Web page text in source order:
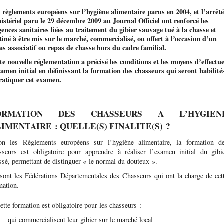
Le bocage
Le littoral
Les landes
Les marais
Les forêts
Réserves naturelles
Réserves de chasse et de
faune sauvage
Forêts domaniales
Autres
petit gibier
Chasse à tir
gibier
Chasse à
?
Validation
Assurance
Communes limitrophes
Volet permanent du
permis
Volet "validation
Lire la suite
Lire la suite
Le comportement du
chasseur
Conduite des usagers de
Lire la suite
chasseurs
et du
Bern et
Programme régional
"Agriculture et
Biodiversité"
CIPAN "Intercultures
faunistiques"
JEFS - Culture à gibier
Représentation des
chasseurs
Représentation au niveau
régional
Participation de la FRC à
l’élaboration de politiques
SAGIR :
agir
Consommer
toute sécurité
Comment les limiter ?
Régulation des animaux
classés nuisibles
Que faire de l’animal
blessé ou tué ?
Ces dégâts sont-ils
Déclarez les dégâts
survenus lors de la
règlements européens sur l’hygiène alimentaire parus en 2004, et l’arrêté
paru le 29 décembre 2009 au Journal Officiel ont renforcé les
sanitaires liées au traitement du gibier sauvage tué à la chasse et
à être mis sur le marché, commercialisé, ou offert à l’occasion d’un
associatif ou repas de chasse hors du cadre familial.
nouvelle réglementation a précisé les conditions et les moyens
initial en définissant la formation des chasseurs qui seront
cet examen.
DES CHASSEURS A
: QUELLE(S) FINALITE(S) ?
les Règlements européens sur l’hygiène alimentaire, la formation
est obligatoire pour apprendre à réaliser l’examen initial du
permettant de distinguer « le normal du douteux ».
les Fédérations Départementales des Chasseurs qui ont la charge de
formation est obligatoire pour les chasseurs :
qui commercialisent leur gibier sur le marché local